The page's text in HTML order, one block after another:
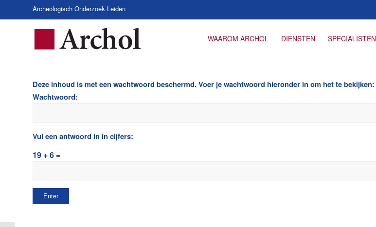
Archeologisch Onderzoek Leiden
WAAROM ARCHOL DIENSTEN SPECIALISTEN
Deze inhoud is met een wachtwoord beschermd. Voer je wachtwoord hieronder in om het te bekijken:
Wachtwoord:
Vul een antwoord in in cijfers:
19 + 6 =